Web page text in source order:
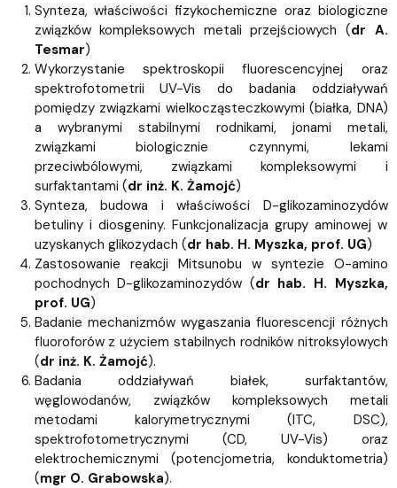
Synteza, właściwości fizykochemiczne oraz biologiczne
związków kompleksowych metali przejściowych (dr A.
Tesmar)
Wykorzystanie spektroskopii fluorescencyjnej oraz
spektrofotometrii UV-Vis do badania oddziaływań
pomiędzy związkami wielkocząsteczkowymi (białka, DNA)
a wybranymi stabilnymi rodnikami, jonami metali,
związkami biologicznie czynnymi, lekami
przeciwbólowymi, związkami kompleksowymi i
surfaktantami (dr inż. K. Żamojć)
Synteza, budowa i właściwości D-glikozaminozydów
betuliny i diosgeniny. Funkcjonalizacja grupy aminowej w
uzyskanych glikozydach (dr hab. H. Myszka, prof. UG)
Zastosowanie reakcji Mitsunobu w syntezie O-amino
pochodnych D-glikozaminozydów (dr hab. H. Myszka,
prof. UG)
Badanie mechanizmów wygaszania fluorescencji różnych
fluoroforów z użyciem stabilnych rodników nitroksylowych
(dr inż. K. Żamojć).
Badania oddziaływań białek, surfaktantów,
węglowodanów, związków kompleksowych metali
metodami kalorymetrycznymi (ITC, DSC),
spektrofotometrycznymi (CD, UV-Vis) oraz
elektrochemicznymi (potencjometria, konduktometria)
(mgr O. Grabowska).